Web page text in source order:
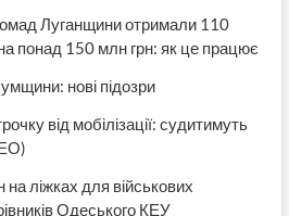
Луганщини отримали 110
понад 150 млн грн: як це працює
нові підозри
від мобілізації: судитимуть
ліжках для військових
Одеського КЕУ